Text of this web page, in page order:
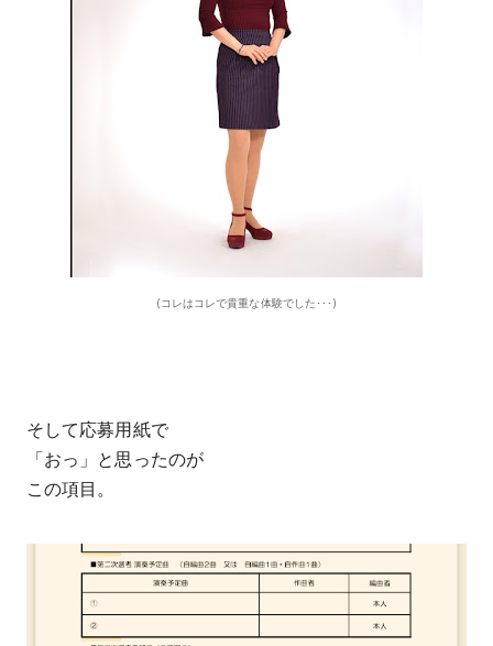
(コレはコレで貴重な体験でした･･･)
そして応募用紙で
「おっ」と思ったのが
この項目。